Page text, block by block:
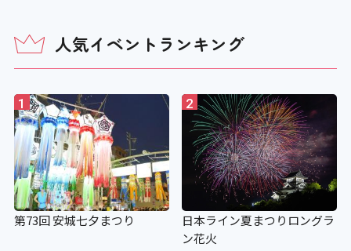
人気イベントランキング
1
第73回 安城七夕まつり
2
日本ライン夏まつりロングラ
ン花火